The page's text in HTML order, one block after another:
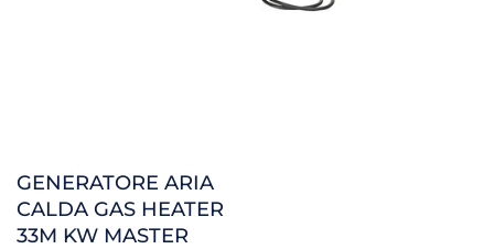
GENERATORE ARIA
CALDA GAS HEATER
33M KW MASTER